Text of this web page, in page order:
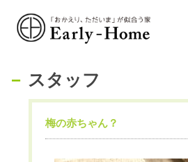
スタッフ
梅の赤ちゃん？